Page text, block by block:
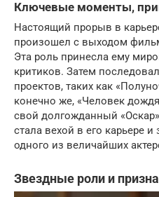
Ключевые моменты,
Настоящий прорыв в
произошел с выходом
Эта роль принесла ему
критиков. Затем
проектов, таких как
конечно же, «Человек
свой долгожданный
стала вехой в его карьере
одного из величайших
Звездные роли и